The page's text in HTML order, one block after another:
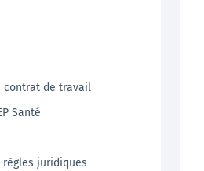
contrat de travail
Santé
règles juridiques